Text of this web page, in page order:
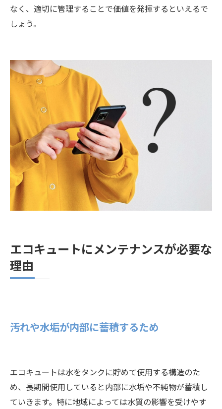
なく、適切に管理することで価値を発揮するといえるで
しょう。
エコキュートにメンテナンスが必要な
理由
汚れや水垢が内部に蓄積するため
エコキュートは水をタンクに貯めて使用する構造のた
め、長期間使用していると内部に水垢や不純物が蓄積し
ていきます。特に地域によっては水質の影響を受けやす